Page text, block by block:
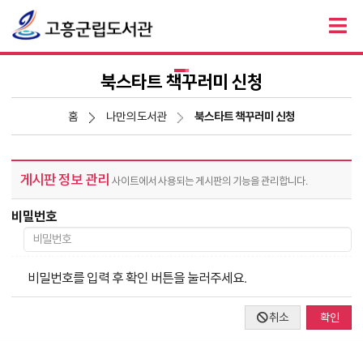
북스타트 책꾸러미 신청
홈 나만의 도서관 북스타트 책꾸러미 신청
게시판 정보 관리 사이트에서 사용되는 게시판의 기능을 관리합니다.
비밀번호
비밀번호를 입력 후 확인 버튼을 눌러주세요.
취소 확인